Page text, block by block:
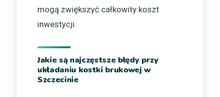
mogą zwiększyć całkowity koszt
inwestycji.
Jakie są najczęstsze błędy przy
układaniu kostki brukowej w
Szczecinie